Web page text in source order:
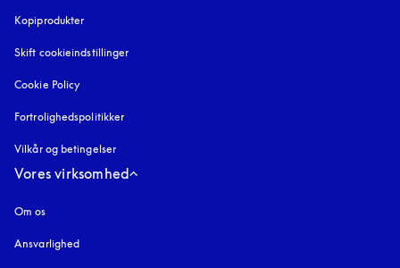
Kopiprodukter
Skift cookieindstillinger
Cookie Policy
Fortrolighedspolitikker
Vilkår og betingelser
Vores virksomhed
Om os
Ansvarlighed